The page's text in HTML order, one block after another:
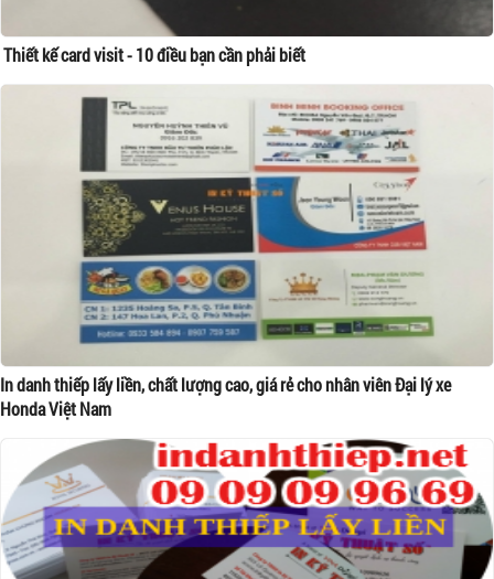
Thiết kế card visit - 10 điều bạn cần phải biết
In danh thiếp lấy liền, chất lượng cao, giá rẻ cho nhân viên Đại lý xe
Honda Việt Nam